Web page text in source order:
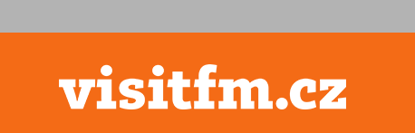
bude po celé odpoledne provázet
plánek a drobný dárek. Cílem akce
vhodného sportovního kroužku či